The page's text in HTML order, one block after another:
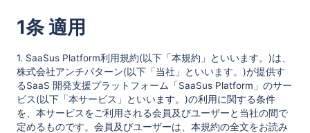
1条 適用
1. SaaSus Platform利用規約(以下「本規約」といいます。)は、
株式会社アンチパターン(以下「当社」といいます。)が提供す
るSaaS 開発支援プラットフォーム「SaaSus Platform」のサー
ビス(以下「本サービス」といいます。)の利用に関する条件
を、本サービスをご利用される会員及びユーザーと当社の間で
定めるものです。会員及びユーザーは、本規約の全文をお読み